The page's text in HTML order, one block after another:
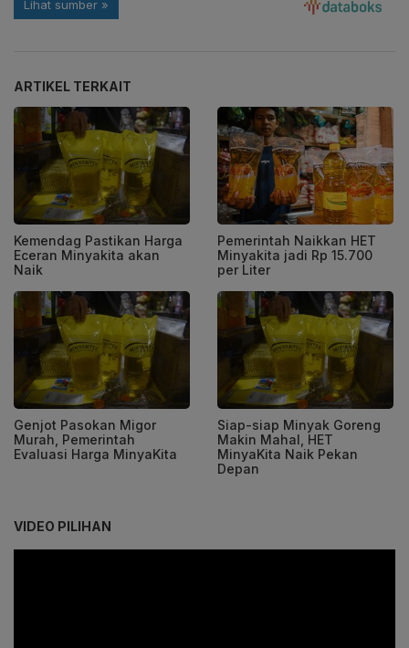
ARTIKEL TERKAIT
Kemendag Pastikan Harga
Eceran Minyakita akan
Naik
Pemerintah Naikkan HET
Minyakita jadi Rp 15.700
per Liter
Genjot Pasokan Migor
Murah, Pemerintah
Evaluasi Harga MinyaKita
Siap-siap Minyak Goreng
Makin Mahal, HET
MinyaKita Naik Pekan
Depan
VIDEO PILIHAN